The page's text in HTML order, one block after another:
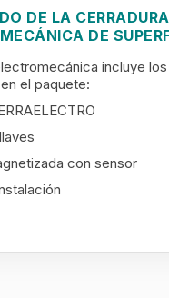
DE LA CERRADURA
DE
incluye
el paquete:
con sensor